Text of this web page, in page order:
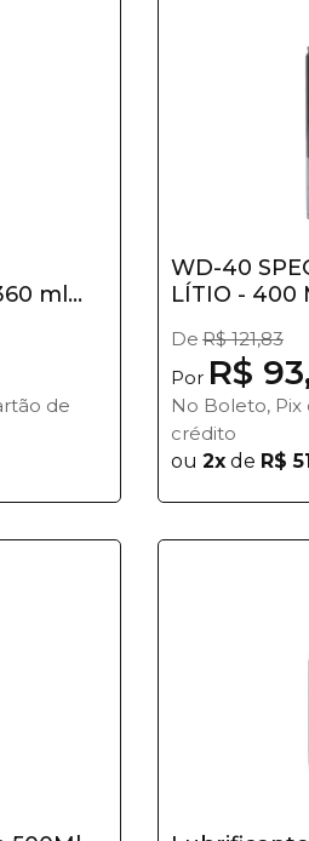
ml...
de
WD-40
LÍTIO - 400
De R$ 121,83
Por R$
No Boleto, Pix
crédito
ou 2x de R$